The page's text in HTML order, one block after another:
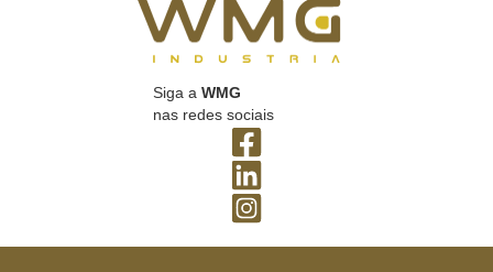
Siga a WMG
nas redes sociais